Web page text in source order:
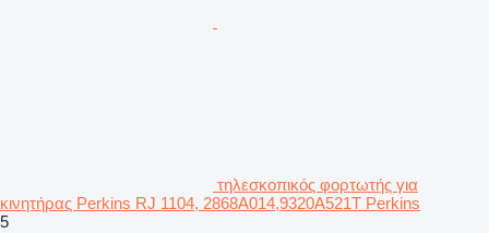
τηλεσκοπικός φορτωτής για
κινητήρας Perkins RJ 1104, 2868A014,9320A521T Perkins
5